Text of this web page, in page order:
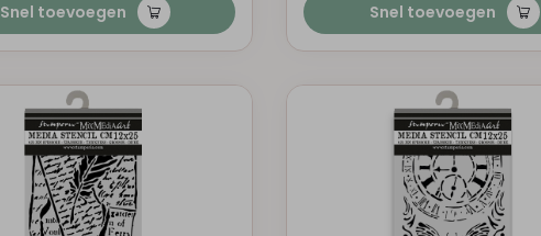
Snel toevoegen Snel toevoegen